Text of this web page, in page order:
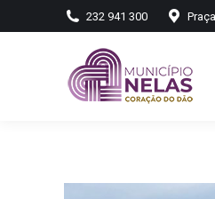
232 941 300